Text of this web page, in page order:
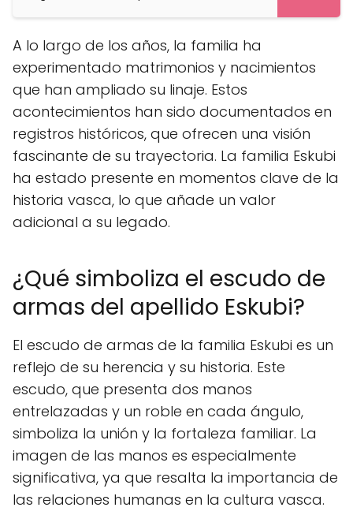
A lo largo de los años, la familia ha
experimentado matrimonios y nacimientos
que han ampliado su linaje. Estos
acontecimientos han sido documentados en
registros históricos, que ofrecen una visión
fascinante de su trayectoria. La familia Eskubi
ha estado presente en momentos clave de la
historia vasca, lo que añade un valor
adicional a su legado.
¿Qué simboliza el escudo de
armas del apellido Eskubi?
El escudo de armas de la familia Eskubi es un
reflejo de su herencia y su historia. Este
escudo, que presenta dos manos
entrelazadas y un roble en cada ángulo,
simboliza la unión y la fortaleza familiar. La
imagen de las manos es especialmente
significativa, ya que resalta la importancia de
las relaciones humanas en la cultura vasca.